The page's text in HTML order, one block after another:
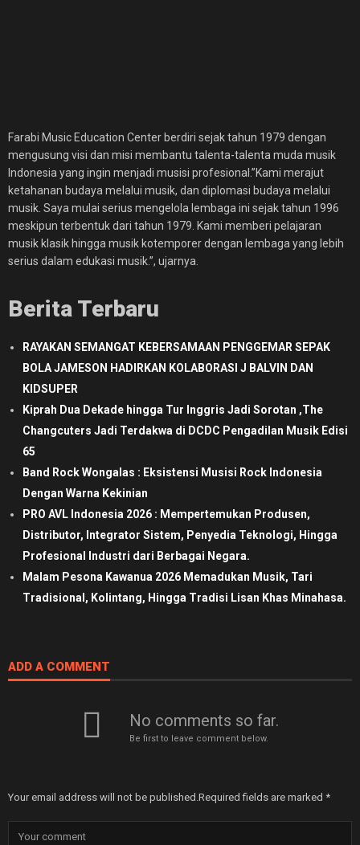
Farabi Music Education Center berdiri sejak tahun 1979 dengan
mengusung visi dan misi membantu talenta-talenta muda musik
Indonesia yang ingin menjadi musisi profesional.”Kami merajut
ketahanan budaya melalui musik, dan diplomasi budaya melalui
musik. Saya mulai serius mengelola lembaga ini sejak tahun 1996
meskipun terbentuk dari tahun 1979. Kami memberi pelajaran
musik klasik hingga musik kotemporer dengan lembaga yang lebih
serius dalam edukasi musik.”, ujarnya.
Berita Terbaru
RAYAKAN SEMANGAT KEBERSAMAAN PENGGEMAR SEPAK
BOLA JAMESON HADIRKAN KOLABORASI J BALVIN DAN
KIDSUPER
Kiprah Dua Dekade hingga Tur Inggris Jadi Sorotan ,The
Changcuters Jadi Terdakwa di DCDC Pengadilan Musik Edisi
65
Band Rock Wongalas : Eksistensi Musisi Rock Indonesia
Dengan Warna Kekinian
PRO AVL Indonesia 2026 : Mempertemukan Produsen,
Distributor, Integrator Sistem, Penyedia Teknologi, Hingga
Profesional Industri dari Berbagai Negara.
Malam Pesona Kawanua 2026 Memadukan Musik, Tari
Tradisional, Kolintang, Hingga Tradisi Lisan Khas Minahasa.
ADD A COMMENT
No comments so far.
Be first to leave comment below.
Your email address will not be published. Required fields are marked *